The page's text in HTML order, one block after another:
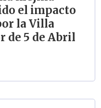
el impacto
la Villa
de 5 de Abril